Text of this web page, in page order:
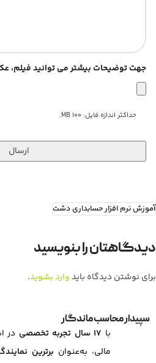
جهت توضیحات بیشتر می توانید فیلم،
حداکثر اندازه فایل: 100 MB.
آموزش نرم افزار حسابداری دشت
دیدگاهتان را بنویسید
برای نوشتن دیدگاه بایدوارد بشوید.
سپیدار محاسب ماندگار
با ۱۷ سال تجربه تخصصی
در
مالی، به‌عنوان برترین